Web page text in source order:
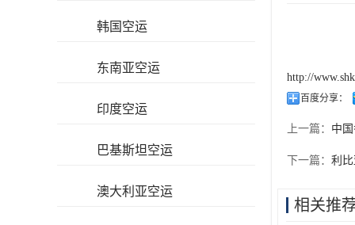
http://
百度分享：
上一篇： 中
下一篇： 利
相关推
韩国空运
东南亚空运
印度空运
巴基斯坦空运
澳大利亚空运